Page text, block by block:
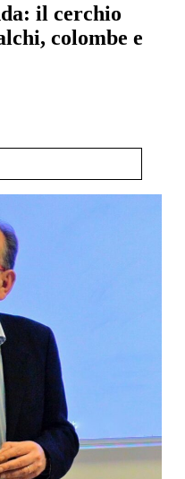
il cerchio
colombe e